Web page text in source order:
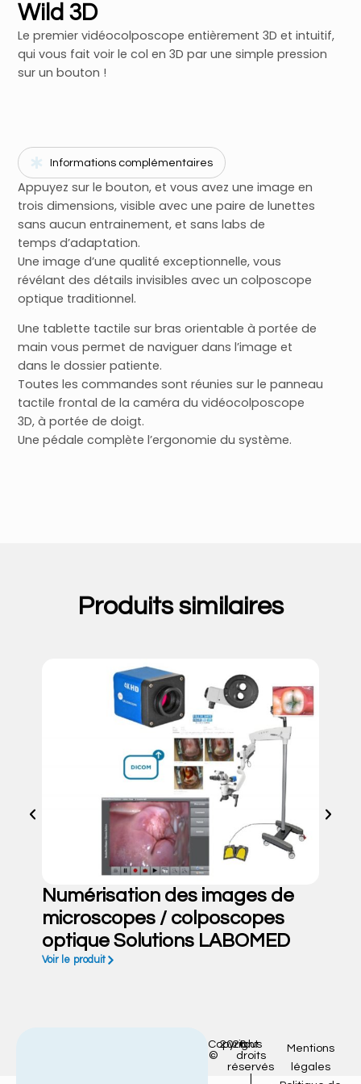
Wild 3D
Le premier vidéocolposcope entièrement 3D et intuitif,
qui vous fait voir le col en 3D par une simple pression
sur un bouton !
Informations complémentaires
Appuyez sur le bouton, et vous avez une image en
trois dimensions, visible avec une paire de lunettes
sans aucun entrainement, et sans labs de
temps d’adaptation.
Une image d’une qualité exceptionnelle, vous
révélant des détails invisibles avec un colposcope
optique traditionnel.
Une tablette tactile sur bras orientable à portée de
main vous permet de naviguer dans l’image et
dans le dossier patiente.
Toutes les commandes sont réunies sur le panneau
tactile frontal de la caméra du vidéocolposcope
3D, à portée de doigt.
Une pédale complète l’ergonomie du système.
Produits similaires
Numérisation des images de
microscopes / colposcopes
optique Solutions LABOMED
Voir le produit
Copyright
©
2026tous
droits
réservés
Mentions
légales